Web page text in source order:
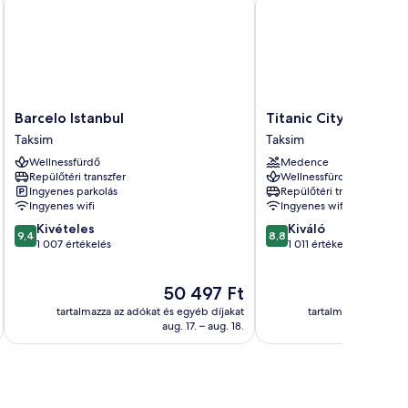
Barcelo
Istanbul
Taksim
Barcelo Istanbul
Taksim
Wellnessfürdő
Repülőtéri transzfer
Ingyenes parkolás
Ingyenes wifi
9.4
ennyiből:
értékelés
9,4 Kivételes
1 007 értékelés
Az
ár
50 497 Ft
50 497 Ft
tartalmazza az adókat és egyéb díjakat
aug. 17. – aug. 18.
Titanic
City
Taksim
Taksim
Titanic City Taksim
Taksim
Medence
Wellnessfürdő
Repülőtéri transzfer
Ingyenes wifi
8.8
ennyiből:
értékelés
8,8 Kiváló
1 011 értékelés
tartalmazza az